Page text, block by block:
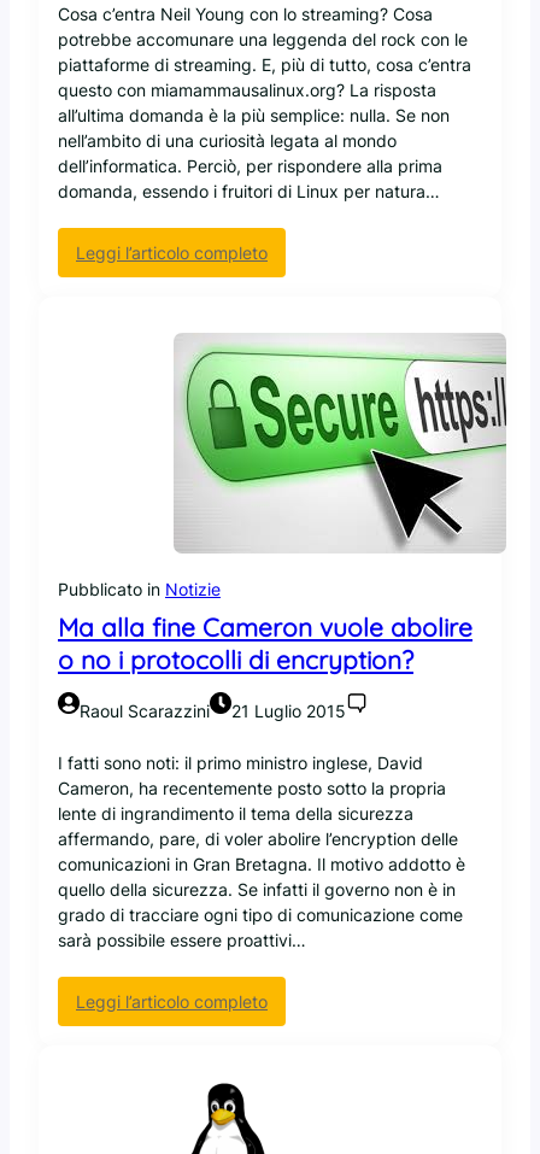
l
U
n
a
t
t
e
n
d
e
U
p
g
r
a
e
i
u
n
u
n
s
a
l
s
a
M
i
o
e
Cosa c’entra Neil Young con lo streaming? Cosa
potrebbe accomunare una leggenda del rock con le
piattaforme di streaming. E, più di tutto, cosa c’entra
questo con miamammausalinux.org? La risposta
all’ultima domanda è la più semplice: nulla. Se non
nell’ambito di una curiosità legata al mondo
dell’informatica. Perciò, per rispondere alla prima
domanda, essendo i fruitori di Linux per natura…
Leggi l’articolo completo:
L
i
a
t
r
i
b
r
e
i
Y
u
n
g
e
l
o
s
t
a
Pubblicato in Notizie
Ma alla fine Cameron vuole abolire
o no i protocolli di encryption?
Raoul Scarazzini 21 Luglio 2015
I fatti sono noti: il primo ministro inglese, David
Cameron, ha recentemente posto sotto la propria
lente di ingrandimento il tema della sicurezza
affermando, pare, di voler abolire l’encryption delle
comunicazioni in Gran Bretagna. Il motivo addotto è
quello della sicurezza. Se infatti il governo non è in
grado di tracciare ogni tipo di comunicazione come
sarà possibile essere proattivi…
Leggi l’articolo completo:
M